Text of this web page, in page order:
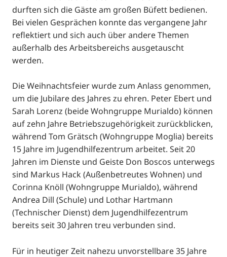
durften sich die Gäste am großen Büfett bedienen.
Bei vielen Gesprächen konnte das vergangene Jahr
reflektiert und sich auch über andere Themen
außerhalb des Arbeitsbereichs ausgetauscht
werden.
Die Weihnachtsfeier wurde zum Anlass genommen,
um die Jubilare des Jahres zu ehren. Peter Ebert und
Sarah Lorenz (beide Wohngruppe Murialdo) können
auf zehn Jahre Betriebszugehörigkeit zurückblicken,
während Tom Grätsch (Wohngruppe Moglia) bereits
15 Jahre im Jugendhilfezentrum arbeitet. Seit 20
Jahren im Dienste und Geiste Don Boscos unterwegs
sind Markus Hack (Außenbetreutes Wohnen) und
Corinna Knöll (Wohngruppe Murialdo), während
Andrea Dill (Schule) und Lothar Hartmann
(Technischer Dienst) dem Jugendhilfezentrum
bereits seit 30 Jahren treu verbunden sind.
Für in heutiger Zeit nahezu unvorstellbare 35 Jahre